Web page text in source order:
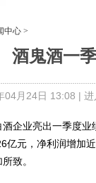
中心 >
酒鬼酒一
04月24日 13:08 | 进
业亮出一季度业
亿元，净利润增加
致。